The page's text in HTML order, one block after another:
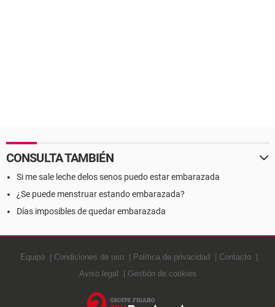
CONSULTA TAMBIÉN
Si me sale leche delos senos puedo estar embarazada
¿Se puede menstruar estando embarazada?
Días imposibles de quedar embarazada
Equipo Condiciones de uso Política de privacidad
Contacto
Aviso legal
Gestión de cookies